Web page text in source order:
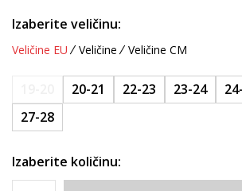
Izaberite veličinu:
Veličine EU Veličine Veličine CM
20-21 22-23 23-24
27-28
Izaberite količinu: